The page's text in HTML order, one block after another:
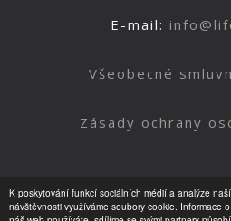
K poskytování funkcí sociálních médií a analýze naší
návštěvnosti využíváme soubory cookie. Informace
E-mail:
Všeobecné
Zásady ochrany
Nahoru